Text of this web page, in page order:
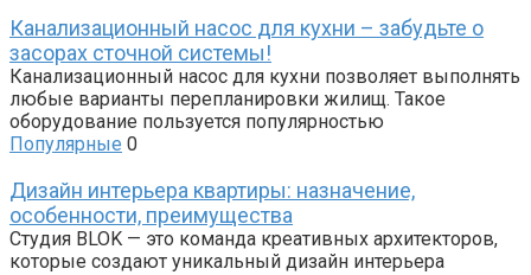
Канализационный насос для кухни – забудьте о
засорах сточной системы!
Канализационный насос для кухни позволяет выполнять
любые варианты перепланировки жилищ. Такое
оборудование пользуется популярностью
Популярные 0
Дизайн интерьера квартиры: назначение,
особенности, преимущества
Студия BLOK — это команда креативных архитекторов,
которые создают уникальный дизайн интерьера